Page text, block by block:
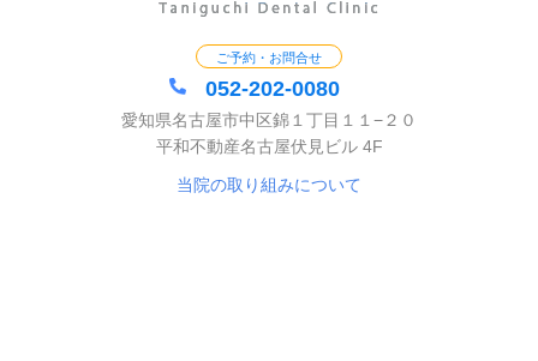
ご予約・お問合せ
052-202-0080
愛知県名古屋市中区錦１丁目１１−２０
平和不動産名古屋伏見ビル 4F
当院の取り組みについて